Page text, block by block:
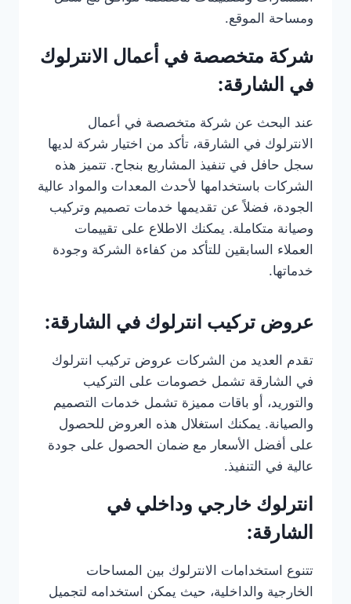
ومساحة الموقع.
شركة متخصصة في أعمال الانترلوك
في الشارقة:
عند البحث عن شركة متخصصة في أعمال
الانترلوك في الشارقة، تأكد من اختيار شركة لديها
سجل حافل في تنفيذ المشاريع بنجاح. تتميز هذه
الشركات باستخدامها لأحدث المعدات والمواد عالية
الجودة، فضلاً عن تقديمها خدمات تصميم وتركيب
وصيانة متكاملة. يمكنك الاطلاع على تقييمات
العملاء السابقين للتأكد من كفاءة الشركة وجودة
خدماتها.
عروض تركيب انترلوك في الشارقة:
تقدم العديد من الشركات عروض تركيب انترلوك
في الشارقة تشمل خصومات على التركيب
والتوريد، أو باقات مميزة تشمل خدمات التصميم
والصيانة. يمكنك استغلال هذه العروض للحصول
على أفضل الأسعار مع ضمان الحصول على جودة
عالية في التنفيذ.
انترلوك خارجي وداخلي في
الشارقة:
تتنوع استخدامات الانترلوك بين المساحات
الخارجية والداخلية، حيث يمكن استخدامه لتجميل